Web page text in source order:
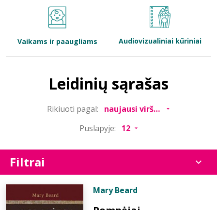
Bibliotekoms
Vaikams ir paaugliams Audiovizualiniai kūriniai
Leidinių sąrašas
Rikiuoti pagal:
Puslapyje:
Filtrai
Mary Beard